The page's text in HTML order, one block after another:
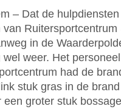
– Dat de
van
in de
wel weer. Het
had de
stuk gras in de
groter stuk